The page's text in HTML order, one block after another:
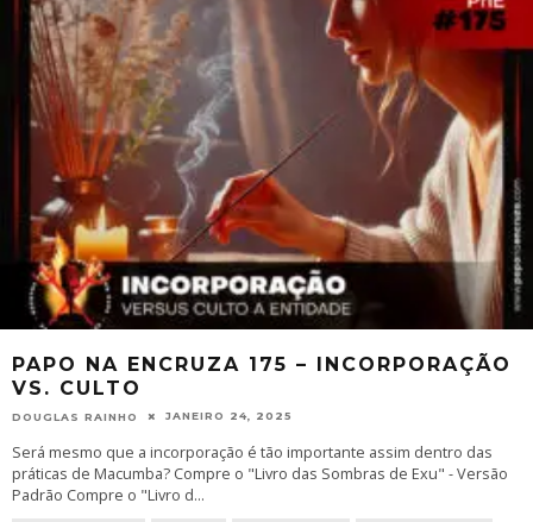
PAPO NA ENCRUZA 175 – INCORPORAÇÃO
VS. CULTO
DOUGLAS RAINHO JANEIRO 24, 2025
Será mesmo que a incorporação é tão importante assim dentro das
práticas de Macumba? Compre o "Livro das Sombras de Exu" - Versão
Padrão Compre o "Livro d...